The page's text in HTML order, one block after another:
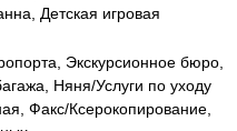
Детская игровая
Экскурсионное бюро,
Няня/Услуги по уходу
Факс/Ксерокопирование,